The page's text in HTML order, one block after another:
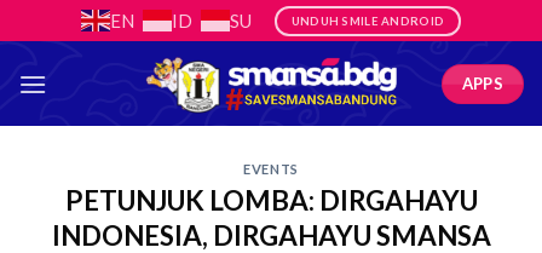
to
content
EN ID SU UNDUH SMILE ANDROID
APPS
EVENTS
PETUNJUK LOMBA: DIRGAHAYU
INDONESIA, DIRGAHAYU SMANSA